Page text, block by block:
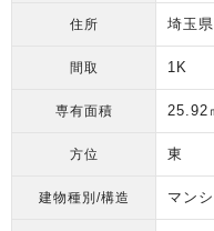
住所 埼玉
間取 1K
専有面積 25.92
方位 東
建物種別/構造 マン